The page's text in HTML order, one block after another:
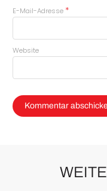
E-Mail-Adresse *
Website